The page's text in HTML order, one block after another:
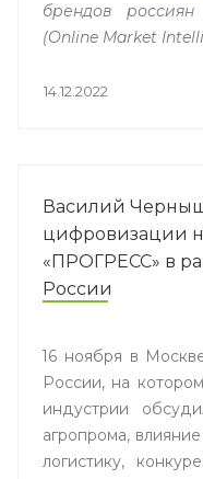
брендов
(Online Market
14.12.2022
Василий
цифровизации
«ПРОГРЕСС» в
России
16 ноября в
России, на
индустрии
агропрома,
логистику,